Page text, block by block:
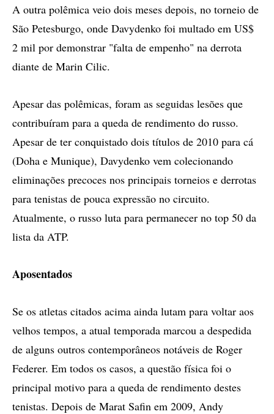
A outra polêmica veio dois meses depois, no torneio de
São Petesburgo, onde Davydenko foi multado em US$
2 mil por demonstrar "falta de empenho" na derrota
diante de Marin Cilic.
Apesar das polêmicas, foram as seguidas lesões que
contribuíram para a queda de rendimento do russo.
Apesar de ter conquistado dois títulos de 2010 para cá
(Doha e Munique), Davydenko vem colecionando
eliminações precoces nos principais torneios e derrotas
para tenistas de pouca expressão no circuito.
Atualmente, o russo luta para permanecer no top 50 da
lista da ATP.
Aposentados
Se os atletas citados acima ainda lutam para voltar aos
velhos tempos, a atual temporada marcou a despedida
de alguns outros contemporâneos notáveis de Roger
Federer. Em todos os casos, a questão física foi o
principal motivo para a queda de rendimento destes
tenistas. Depois de Marat Safin em 2009, Andy